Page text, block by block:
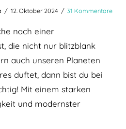
12. Oktober 2024 31 Kommentare
nach einer
die nicht nur blitzblank
auch unseren Planeten
duftet, dann bist du bei
Mit einem starken
und modernster